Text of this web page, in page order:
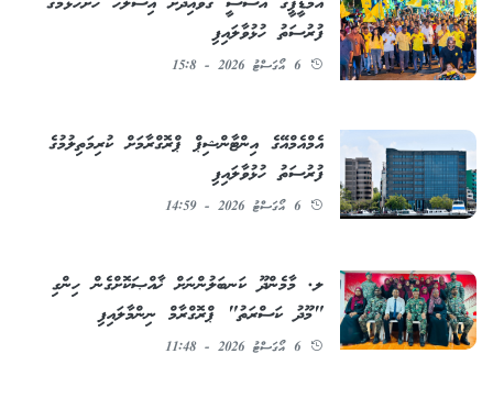
ފުރުސަތު ހުޅުވާލައިފި
6 އޯގަސްޓު 2026 - 15:8
އެމްއެމްއޭގެ އިންޓާންޝިޕް ޕްރޮގްރާމަށް ކުރިމަތިލުމުގެ
ފުރުސަތު ހުޅުވާލައިފި
6 އޯގަސްޓު 2026 - 14:59
ލ. މާމެންދޫ ކަނބަލުންނަށް ޚާއްޞަކޮށްގެން ހިންގި
"މޫދު ކަސްރަތު" ޕްރޮގްރާމް ނިންމާލައިފި
6 އޯގަސްޓު 2026 - 11:48